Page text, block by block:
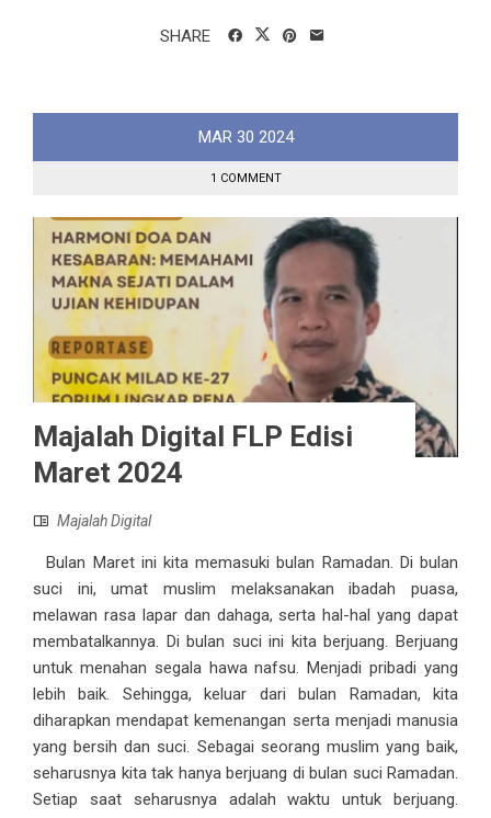
SHARE
MAR 30 2024
1 COMMENT
Majalah Digital FLP Edisi
Maret 2024
Majalah Digital
Bulan Maret ini kita memasuki bulan Ramadan. Di bulan
suci ini, umat muslim melaksanakan ibadah puasa,
melawan rasa lapar dan dahaga, serta hal-hal yang dapat
membatalkannya. Di bulan suci ini kita berjuang. Berjuang
untuk menahan segala hawa nafsu. Menjadi pribadi yang
lebih baik. Sehingga, keluar dari bulan Ramadan, kita
diharapkan mendapat kemenangan serta menjadi manusia
yang bersih dan suci. Sebagai seorang muslim yang baik,
seharusnya kita tak hanya berjuang di bulan suci Ramadan.
Setiap saat seharusnya adalah waktu untuk berjuang.